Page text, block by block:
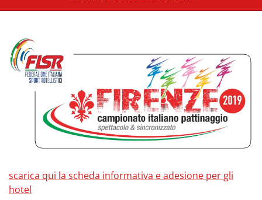
scarica qui la scheda informativa e adesione per gli
hotel